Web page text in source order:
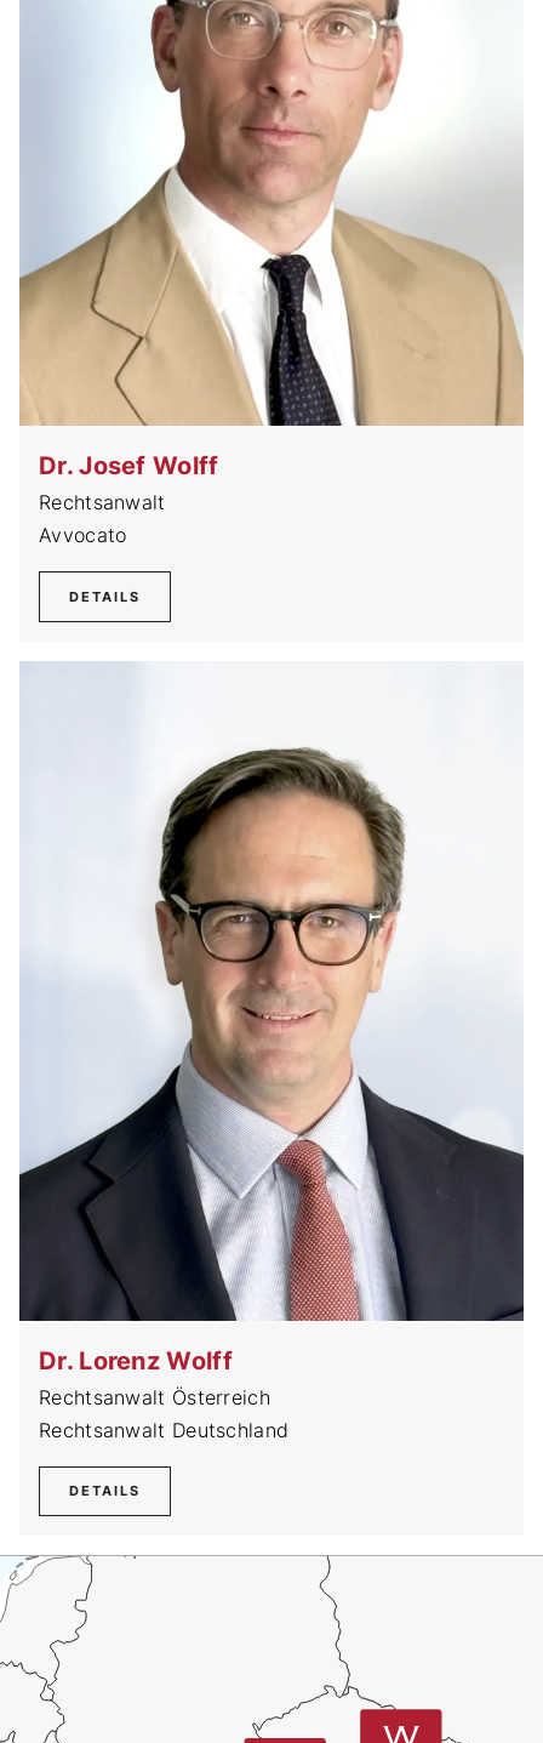
Dr. Josef Wolff
Rechtsanwalt
Avvocato
DETAILS
Dr. Lorenz Wolff
Rechtsanwalt Österreich
Rechtsanwalt Deutschland
DETAILS